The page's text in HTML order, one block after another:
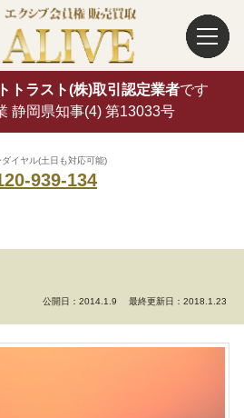
トラスト(株)取引認定業者です
静岡県知事(4) 第13033号
ダイヤル(土日も対応可能)
939-134
公開日：2014.1.9 最終更新日：2018.1.23